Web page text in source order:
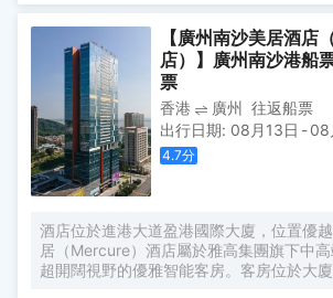
寶安機場僅需50分鐘車程。店內提供小馬
券，可輕鬆前往南沙天后宮、南沙濕地公
環宇城購物中心等。 酒店共有261間以海
房及套房，詮釋現代經典與優雅，滿足休
的探索與體驗。配備粵式風味的林苑中餐
人碼頭全日餐廳以及”雙重身份”的薄荷酒吧
珍饈美饌。酒店擁有馬丁叔叔的農場，小朋
動物們互動亦或參與馬丁叔叔課堂，共度愉
同時，酒店擁有1,600平方米的宴會及會議
外草坪，可滿足不同的會議及宴會需求，
【廣州南沙美居酒店
店）】廣州南沙港船
票
香港 廣州 往返船票
出行日期: 08月13日 -08
4.7分
酒店位於進港大道盈港國際大廈，位置優
居（Mercure）酒店屬於雅高集團旗下中
超開闊視野的優雅智能客房。客房位於大